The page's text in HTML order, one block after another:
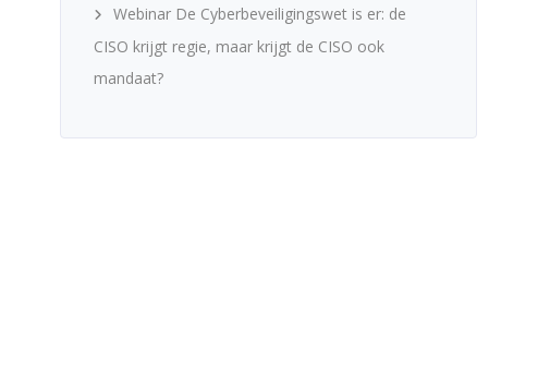
Webinar De Cyberbeveiligingswet is er: de
CISO krijgt regie, maar krijgt de CISO ook
mandaat?